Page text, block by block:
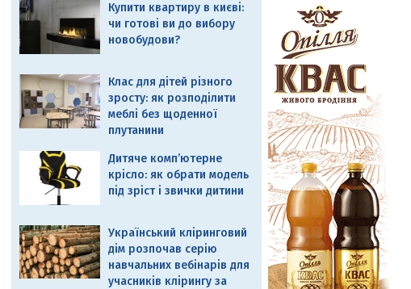
Купити квартиру в києві:
чи готові ви до вибору
новобудови?
Клас для дітей різного
зросту: як розподілити
меблі без щоденної
плутанини
Дитяче комп’ютерне
крісло: як обрати модель
під зріст і звички дитини
Український кліринговий
дім розпочав серію
навчальних вебінарів для
учасників клірингу за